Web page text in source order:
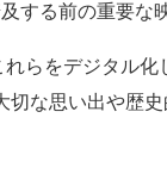
する前の重要な
らをデジタル
な思い出や歴